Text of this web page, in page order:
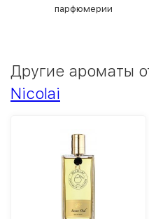
парфюмерии
Другие ароматы
Nicolai